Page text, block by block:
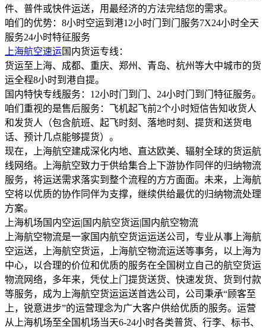
件、普件或快件运送，用最经济的方法完结您的需求。
咱们的优势：8小时空运到港12小时门到门服务7X24小时全天
服务24小时特征服务
上海航空速运国内货运专线：
货运至上海、成都、重庆、郑州、青岛、杭州等大中城市的货
运全程8小时到港自提。
国内特快专线服务：12小时门到门、24小时门到门特征服务。
咱们重视的是售后服务：飞机起飞前2个小时短信告知收货人
和发货人（包含航班、起飞时刻、落地时刻、提货和送货电
话、预计几点能够提货）。
现在，上海航空建成深化内地、直达欧美、辐射全球的货运航
线网络。上海航空致力于供给集合上下游协作同伴的归纳物流
服务，将运送需求落实到整个流程的方方面面。未来，上海航
空将以优质的协作同伴为支撑，继续供给最优的归纳物流处理
方案。
上海机场国内空运|国内航空货运|国内航空物流
上海航空物流是一家国内航空货运运送公司，专业从事上海航
空运送，上海航空货运，上海航空物流运送等事务，以上海为
中心，以合理的价位和优质的服务在全国树立自己的航空货运
物流网络，多年来，凭仗上门提货送货、快速发货、货到付款
等服务，成为上海航空货运运送首选公司，公司秉承“顾客至
上，锐意进步”的运营理念为广大客户供给优质的服务。运营
从上海机场至全国机场当天6-24小时各类普货、行李、标书、